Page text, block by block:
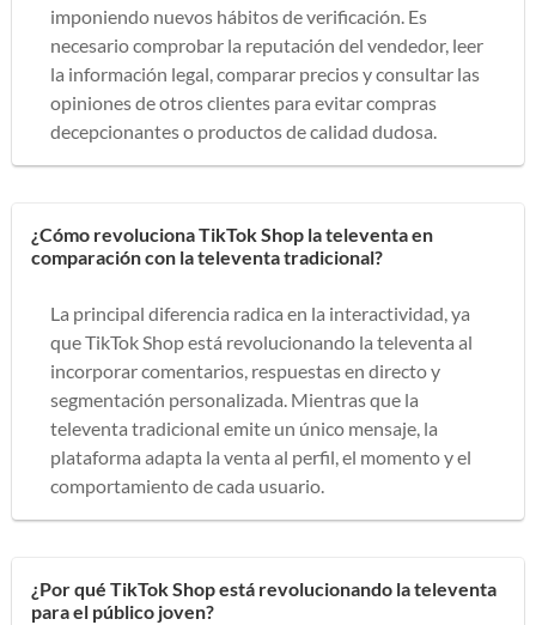
imponiendo nuevos hábitos de verificación. Es
necesario comprobar la reputación del vendedor, leer
la información legal, comparar precios y consultar las
opiniones de otros clientes para evitar compras
decepcionantes o productos de calidad dudosa.
¿Cómo revoluciona TikTok Shop la televenta en
comparación con la televenta tradicional?
La principal diferencia radica en la interactividad, ya
que TikTok Shop está revolucionando la televenta al
incorporar comentarios, respuestas en directo y
segmentación personalizada. Mientras que la
televenta tradicional emite un único mensaje, la
plataforma adapta la venta al perfil, el momento y el
comportamiento de cada usuario.
¿Por qué TikTok Shop está revolucionando la televenta
para el público joven?